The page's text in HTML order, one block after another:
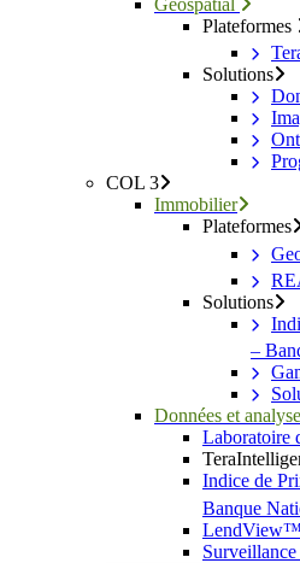
Géospatial
Plateformes
Solutions
COL 3
Immobilier
Plateformes
Solutions
–
Données et
Laboratoire
Indice de
Banque
LendView™